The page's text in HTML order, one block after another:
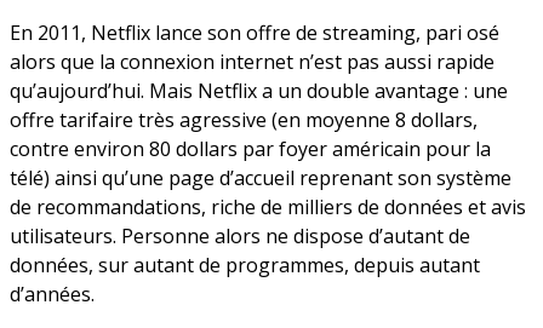
En 2011, Netflix lance son offre de streaming, pari osé
alors que la connexion internet n’est pas aussi rapide
qu’aujourd’hui. Mais Netflix a un double avantage : une
offre tarifaire très agressive (en moyenne 8 dollars,
contre environ 80 dollars par foyer américain pour la
télé) ainsi qu’une page d’accueil reprenant son système
de recommandations, riche de milliers de données et avis
utilisateurs. Personne alors ne dispose d’autant de
données, sur autant de programmes, depuis autant
d’années.